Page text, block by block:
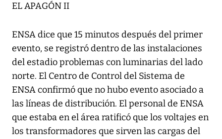
EL APAGÓN II
ENSA dice que 15 minutos después del primer
evento, se registró dentro de las instalaciones
del estadio problemas con luminarias del lado
norte. El Centro de Control del Sistema de
ENSA confirmó que no hubo evento asociado a
las líneas de distribución. El personal de ENSA
que estaba en el área ratificó que los voltajes en
los transformadores que sirven las cargas del